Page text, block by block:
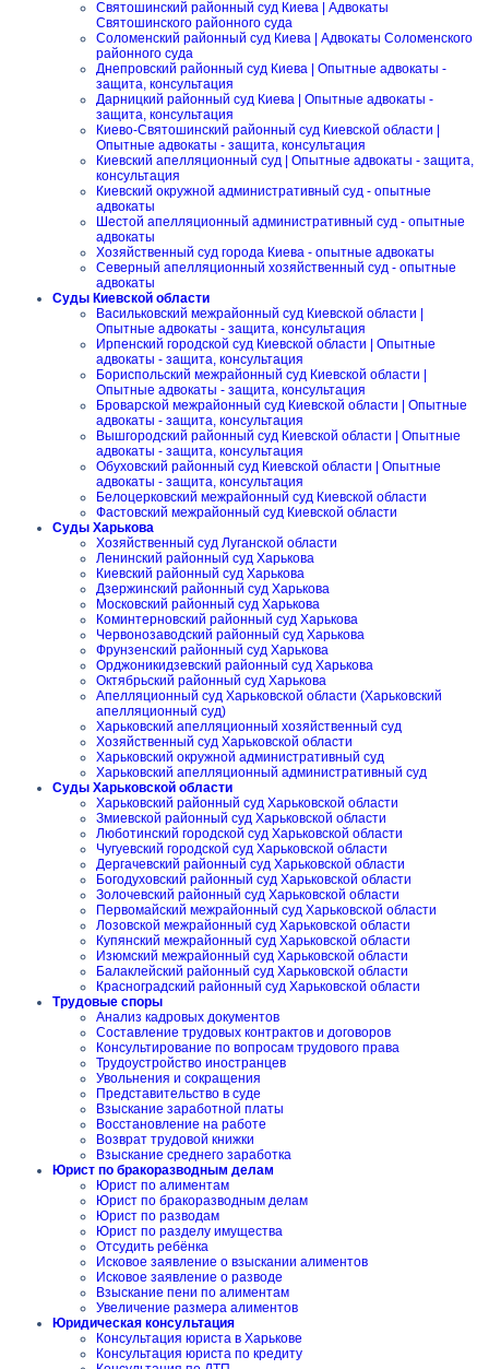
Святошинский районный суд Киева | Адвокаты
Святошинского районного суда
Соломенский районный суд Киева | Адвокаты Соломенского
районного суда
Днепровский районный суд Киева | Опытные адвокаты -
защита, консультация
Дарницкий районный суд Киева | Опытные адвокаты -
защита, консультация
Киево-Святошинский районный суд Киевской области |
Опытные адвокаты - защита, консультация
Киевский апелляционный суд | Опытные адвокаты - защита,
консультация
Киевский окружной административный суд - опытные
адвокаты
Шестой апелляционный административный суд - опытные
адвокаты
Хозяйственный суд города Киева - опытные адвокаты
Северный апелляционный хозяйственный суд - опытные
адвокаты
Суды Киевской области
Васильковский межрайонный суд Киевской области |
Опытные адвокаты - защита, консультация
Ирпенский городской суд Киевской области | Опытные
адвокаты - защита, консультация
Бориспольский межрайонный суд Киевской области |
Опытные адвокаты - защита, консультация
Броварской межрайонный суд Киевской области | Опытные
адвокаты - защита, консультация
Вышгородский районный суд Киевской области | Опытные
адвокаты - защита, консультация
Обуховский районный суд Киевской области | Опытные
адвокаты - защита, консультация
Белоцерковский межрайонный суд Киевской области
Фастовский межрайонный суд Киевской области
Суды Харькова
Хозяйственный суд Луганской области
Ленинский районный суд Харькова
Киевский районный суд Харькова
Дзержинский районный суд Харькова
Московский районный суд Харькова
Коминтерновский районный суд Харькова
Червонозаводский районный суд Харькова
Фрунзенский районный суд Харькова
Орджоникидзевский районный суд Харькова
Октябрьский районный суд Харькова
Апелляционный суд Харьковской области (Харьковский
апелляционный суд)
Харьковский апелляционный хозяйственный суд
Хозяйственный суд Харьковской области
Харьковский окружной административный суд
Харьковский апелляционный административный суд
Суды Харьковской области
Харьковский районный суд Харьковской области
Змиевской районный суд Харьковской области
Люботинский городской суд Харьковской области
Чугуевский городской суд Харьковской области
Дергачевский районный суд Харьковской области
Богодуховский районный суд Харьковской области
Золочевский районный суд Харьковской области
Первомайский межрайонный суд Харьковской области
Лозовской межрайонный суд Харьковской области
Купянский межрайонный суд Харьковской области
Изюмский межрайонный суд Харьковской области
Балаклейский районный суд Харьковской области
Красноградский районный суд Харьковской области
Трудовые споры
Анализ кадровых документов
Составление трудовых контрактов и договоров
Консультирование по вопросам трудового права
Трудоустройство иностранцев
Увольнения и сокращения
Представительство в суде
Взыскание заработной платы
Восстановление на работе
Возврат трудовой книжки
Взыскание среднего заработка
Юрист по бракоразводным делам
Юрист по алиментам
Юрист по бракоразводным делам
Юрист по разводам
Юрист по разделу имущества
Отсудить ребёнка
Исковое заявление о взыскании алиментов
Исковое заявление о разводе
Взыскание пени по алиментам
Увеличение размера алиментов
Юридическая консультация
Консультация юриста в Харькове
Консультация юриста по кредиту